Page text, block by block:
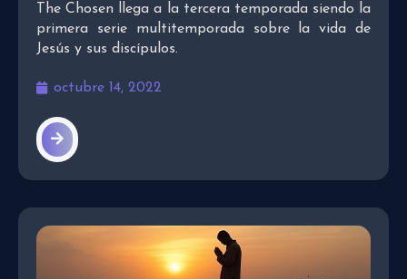
The Chosen llega a la tercera temporada siendo la
primera serie multitemporada sobre la vida de
Jesús y sus discípulos.
octubre 14, 2022